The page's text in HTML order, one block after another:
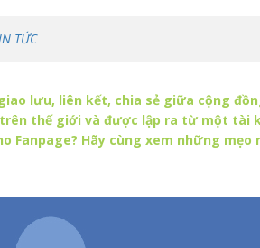
TỨC
lưu, liên kết, chia sẻ giữa cộng
thế giới và được lập ra từ một tài
Fanpage? Hãy cùng xem những mẹo